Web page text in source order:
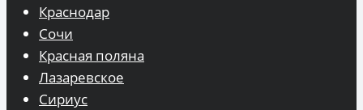
Краснодар
Сочи
Красная поляна
Лазаревское
Сириус